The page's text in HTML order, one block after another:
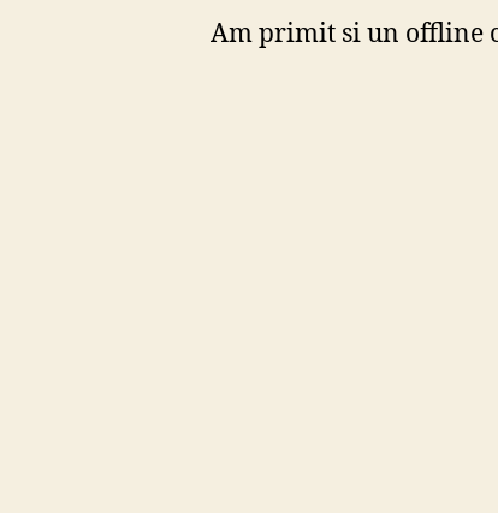
Am primit si un offline